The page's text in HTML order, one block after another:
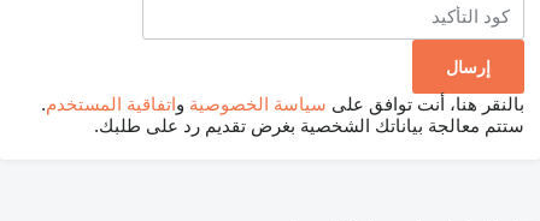
بالنقر هنا، أنت توافق على سياسة الخصوصية واتفاقية المستخدم.
ستتم معالجة بياناتك الشخصية بغرض تقديم رد على طلبك.